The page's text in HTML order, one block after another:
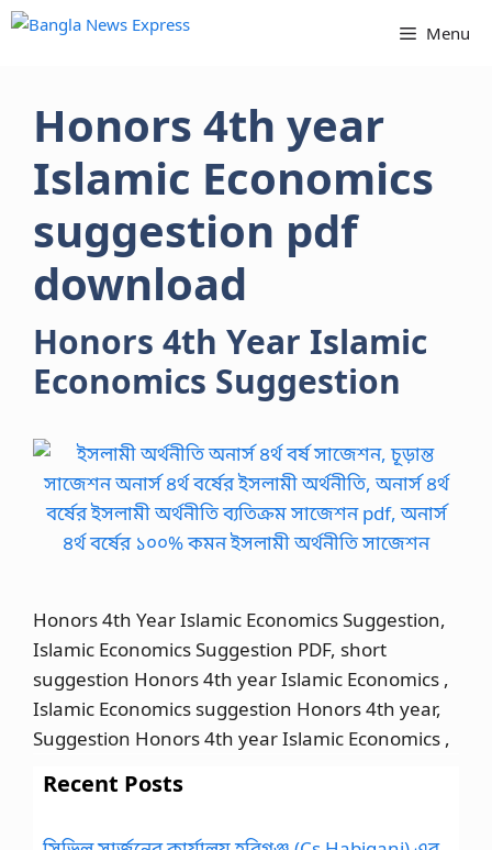
Skip
Menu
Honors 4th year
Islamic Economics
suggestion pdf
download
Honors 4th Year Islamic
Economics Suggestion
Honors 4th Year Islamic Economics Suggestion,
Islamic Economics Suggestion PDF, short
suggestion Honors 4th year Islamic Economics ,
Islamic Economics suggestion Honors 4th year,
Suggestion Honors 4th year Islamic Economics ,
Recent Posts